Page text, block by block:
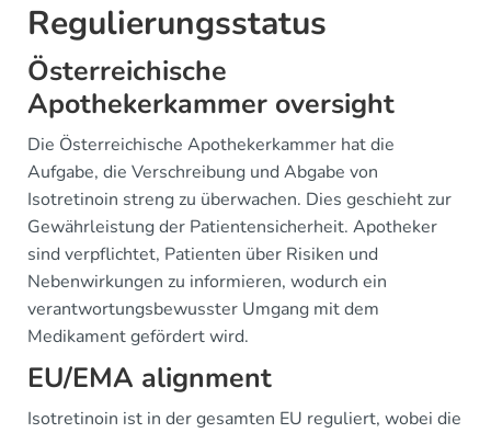
Regulierungsstatus
Österreichische
Apothekerkammer oversight
Die Österreichische Apothekerkammer hat die
Aufgabe, die Verschreibung und Abgabe von
Isotretinoin streng zu überwachen. Dies geschieht zur
Gewährleistung der Patientensicherheit. Apotheker
sind verpflichtet, Patienten über Risiken und
Nebenwirkungen zu informieren, wodurch ein
verantwortungsbewusster Umgang mit dem
Medikament gefördert wird.
EU/EMA alignment
Isotretinoin ist in der gesamten EU reguliert, wobei die